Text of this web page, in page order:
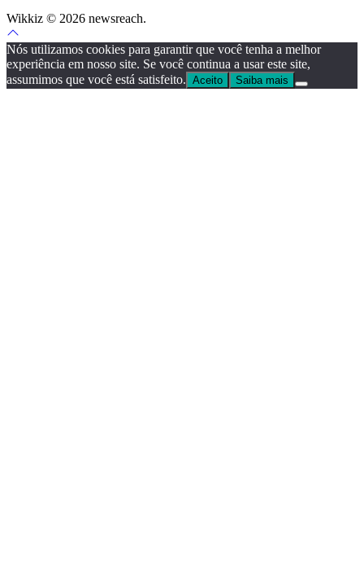
Wikkiz © 2026 newsreach.
Scroll
to
top
Nós utilizamos cookies para garantir que você tenha a melhor
experiência em nosso site. Se você continua a usar este site,
assumimos que você está satisfeito. Aceito Saiba mais